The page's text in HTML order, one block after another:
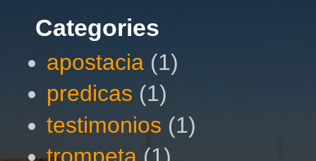
Categories
apostacia (1)
predicas (1)
testimonios (1)